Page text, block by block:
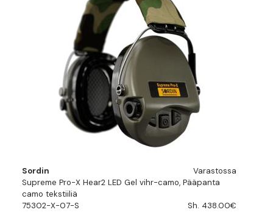
Sordin
Varastossa
Supreme Pro-X Hear2 LED Gel vihr-camo, Pääpanta
camo tekstiiliä
75302-X-07-S
Sh. 438.00€